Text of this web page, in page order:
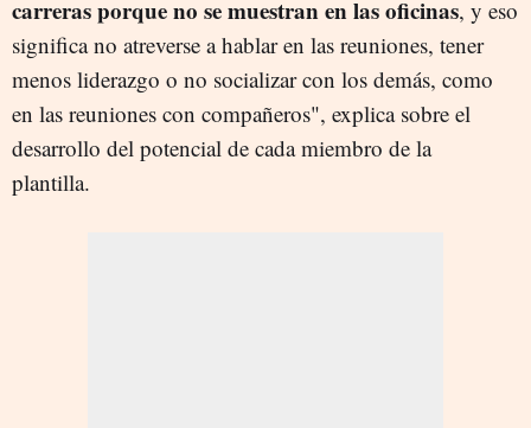
carreras porque no se muestran en las oficinas, y eso
significa no atreverse a hablar en las reuniones, tener
menos liderazgo o no socializar con los demás, como
en las reuniones con compañeros", explica sobre el
desarrollo del potencial de cada miembro de la
plantilla.